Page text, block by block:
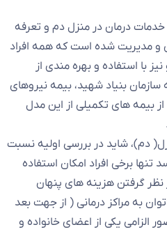
خدمات درمان در منزل دم و تعرفه
و مدیریت شده است که همه افراد
با استفاده و بهره مندی از
بنیاد شهید، بیمه نیروهای
بیمه های تکمیلی از این مدل
دم)، شاید در بررسی اولیه نسبت
برخی افراد امکان استفاده
نظر گرفتن هزینه های پنهان
به مراکز درمانی ( از جهت بعد
یکی از اعضای خانواده و